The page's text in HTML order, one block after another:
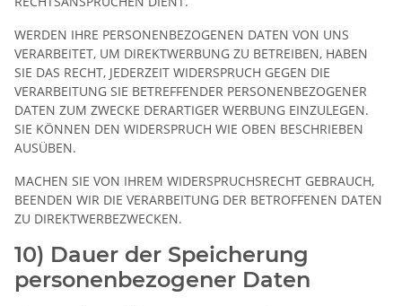
WERDEN IHRE PERSONENBEZOGENEN DATEN VON UNS
VERARBEITET, UM DIREKTWERBUNG ZU BETREIBEN, HABEN
SIE DAS RECHT, JEDERZEIT WIDERSPRUCH GEGEN DIE
VERARBEITUNG SIE BETREFFENDER PERSONENBEZOGENER
DATEN ZUM ZWECKE DERARTIGER WERBUNG EINZULEGEN.
SIE KÖNNEN DEN WIDERSPRUCH WIE OBEN BESCHRIEBEN
AUSÜBEN.
MACHEN SIE VON IHREM WIDERSPRUCHSRECHT GEBRAUCH,
BEENDEN WIR DIE VERARBEITUNG DER BETROFFENEN DATEN
ZU DIREKTWERBEZWECKEN.
10) Dauer der Speicherung
personenbezogener Daten